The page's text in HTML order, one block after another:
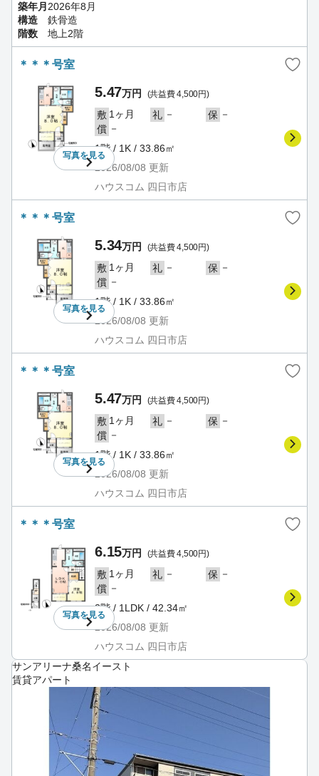
築年月 2026年8月
構造
鉄骨造
階数
地上2階
＊＊＊号室
写真を見る
5.47万円 (共益費 4,500円)
敷 1ヶ月 礼 － 保 －
償 －
1階 / 1K / 33.86㎡
2026/08/08 更新
ハウスコム 四日市店
＊＊＊号室
写真を見る
5.34万円 (共益費 4,500円)
敷 1ヶ月 礼 － 保 －
償 －
1階 / 1K / 33.86㎡
2026/08/08 更新
ハウスコム 四日市店
＊＊＊号室
写真を見る
5.47万円 (共益費 4,500円)
敷 1ヶ月 礼 － 保 －
償 －
1階 / 1K / 33.86㎡
2026/08/08 更新
ハウスコム 四日市店
＊＊＊号室
写真を見る
6.15万円 (共益費 4,500円)
敷 1ヶ月 礼 － 保 －
償 －
2階 / 1LDK / 42.34㎡
2026/08/08 更新
ハウスコム 四日市店
サンアリーナ桑名イースト
賃貸アパート